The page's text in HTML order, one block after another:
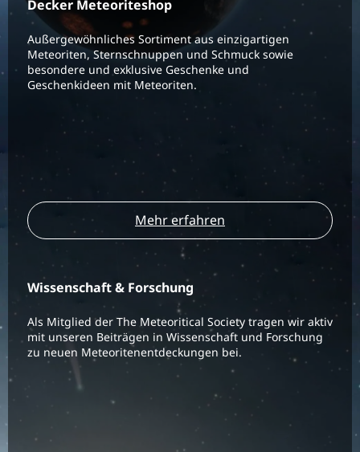
Decker Meteoriteshop
Außergewöhnliches Sortiment aus einzigartigen
Meteoriten, Sternschnuppen und Schmuck sowie
besondere und exklusive Geschenke und
Geschenkideen mit Meteoriten.
Mehr erfahren
Wissenschaft & Forschung
Als Mitglied der The Meteoritical Society tragen wir aktiv
mit unseren Beiträgen in Wissenschaft und Forschung
zu neuen Meteoritenentdeckungen bei.